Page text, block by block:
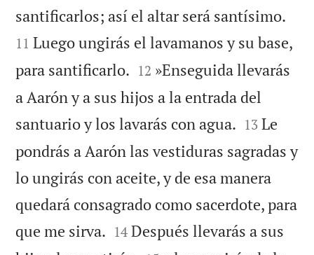
santificarlos; así el altar será santísimo.
11 Luego ungirás el lavamanos y su base,
para santificarlo. 

12 »Enseguida llevarás
a Aarón y a sus hijos a la entrada del
santuario y los lavarás con agua. 

13 Le
pondrás a Aarón las vestiduras sagradas y
lo ungirás con aceite, y de esa manera
quedará consagrado como sacerdote, para
que me sirva. 

14 Después llevarás a sus